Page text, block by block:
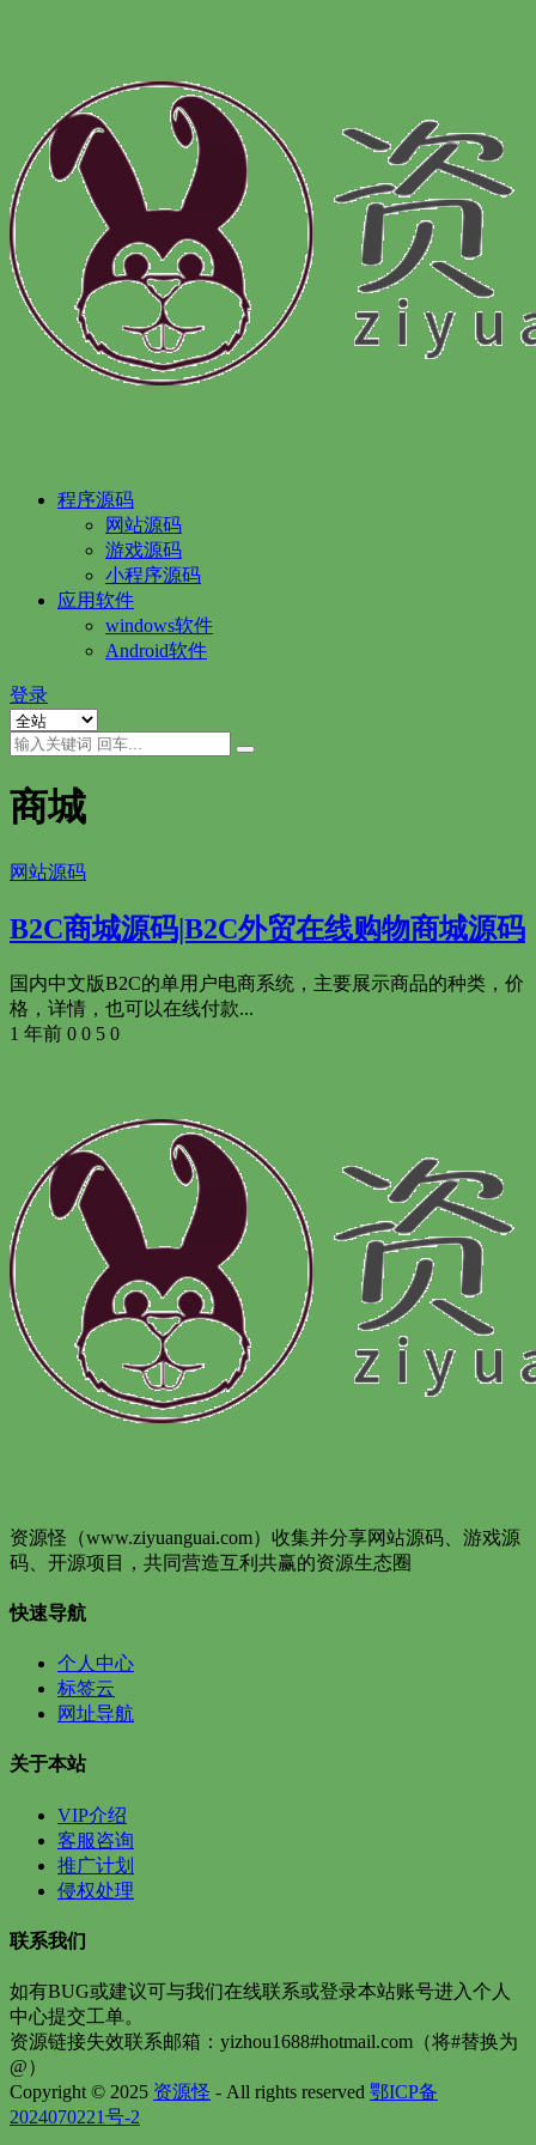
程序源码
网站源码
游戏源码
小程序源码
应用软件
windows软件
Android软件
登录
商城
网站源码
B2C商城源码|B2C外贸在线购物商城源码
国内中文版B2C的单用户电商系统，主要展示商品的种类，价
格，详情，也可以在线付款...
1 年前 0 0 5 0
资源怪（www.ziyuanguai.com）收集并分享网站源码、游戏源
码、开源项目，共同营造互利共赢的资源生态圈
快速导航
个人中心
标签云
网址导航
关于本站
VIP介绍
客服咨询
推广计划
侵权处理
联系我们
如有BUG或建议可与我们在线联系或登录本站账号进入个人
中心提交工单。
资源链接失效联系邮箱：yizhou1688#hotmail.com（将#替换为
@）
Copyright © 2025 资源怪 - All rights reserved 鄂ICP备
2024070221号-2